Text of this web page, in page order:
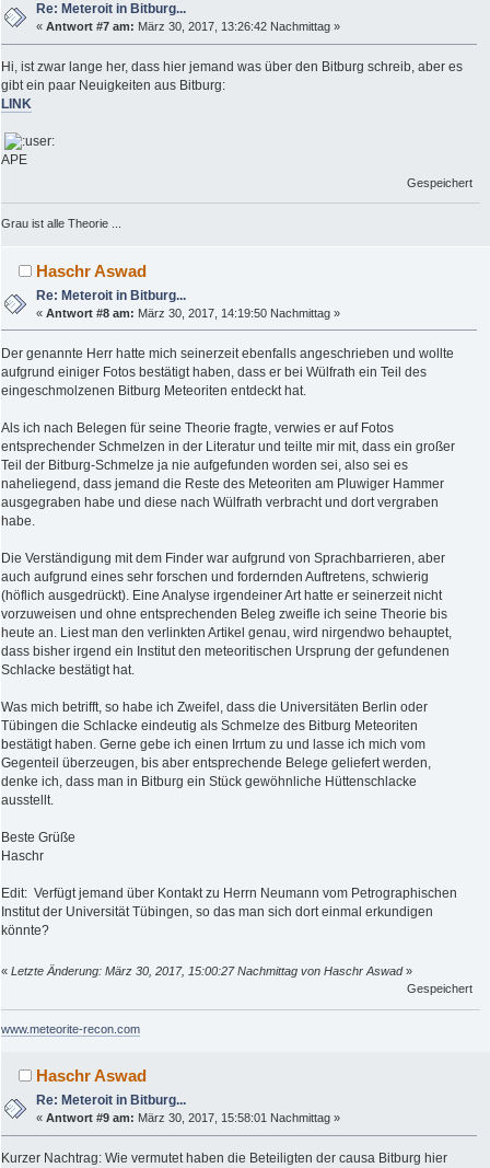
Re: Meteroit in Bitburg...
«Antwort #7 am: März 30, 2017, 13:26:42 Nachmittag »
Hi, ist zwar lange her, dass hier jemand was über den Bitburg schreib, aber es
gibt ein paar Neuigkeiten aus Bitburg:
LINK
APE
Gespeichert
Grau ist alle Theorie ...
Haschr Aswad
Re: Meteroit in Bitburg...
«Antwort #8 am: März 30, 2017, 14:19:50 Nachmittag »
Der genannte Herr hatte mich seinerzeit ebenfalls angeschrieben und wollte
aufgrund einiger Fotos bestätigt haben, dass er bei Wülfrath ein Teil des
eingeschmolzenen Bitburg Meteoriten entdeckt hat.
Als ich nach Belegen für seine Theorie fragte, verwies er auf Fotos
entsprechender Schmelzen in der Literatur und teilte mir mit, dass ein großer
Teil der Bitburg-Schmelze ja nie aufgefunden worden sei, also sei es
naheliegend, dass jemand die Reste des Meteoriten am Pluwiger Hammer
ausgegraben habe und diese nach Wülfrath verbracht und dort vergraben
habe.
Die Verständigung mit dem Finder war aufgrund von Sprachbarrieren, aber
auch aufgrund eines sehr forschen und fordernden Auftretens, schwierig
(höflich ausgedrückt). Eine Analyse irgendeiner Art hatte er seinerzeit nicht
vorzuweisen und ohne entsprechenden Beleg zweifle ich seine Theorie bis
heute an. Liest man den verlinkten Artikel genau, wird nirgendwo behauptet,
dass bisher irgend ein Institut den meteoritischen Ursprung der gefundenen
Schlacke bestätigt hat.
Was mich betrifft, so habe ich Zweifel, dass die Universitäten Berlin oder
Tübingen die Schlacke eindeutig als Schmelze des Bitburg Meteoriten
bestätigt haben. Gerne gebe ich einen Irrtum zu und lasse ich mich vom
Gegenteil überzeugen, bis aber entsprechende Belege geliefert werden,
denke ich, dass man in Bitburg ein Stück gewöhnliche Hüttenschlacke
ausstellt.
Beste Grüße
Haschr
Edit: Verfügt jemand über Kontakt zu Herrn Neumann vom Petrographischen
Institut der Universität Tübingen, so das man sich dort einmal erkundigen
könnte?
« Letzte Änderung: März 30, 2017, 15:00:27 Nachmittag von Haschr Aswad»
Gespeichert
www.meteorite-recon.com
Haschr Aswad
Re: Meteroit in Bitburg...
«Antwort #9 am: März 30, 2017, 15:58:01 Nachmittag »
Kurzer Nachtrag: Wie vermutet haben die Beteiligten der causa Bitburg hier